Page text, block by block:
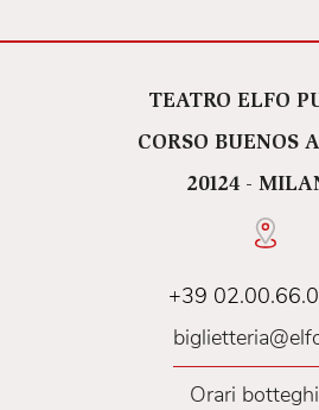
TEATRO ELFO
CORSO BUENOS
20124 -
+39
Orari